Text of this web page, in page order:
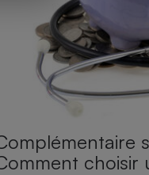
choisir